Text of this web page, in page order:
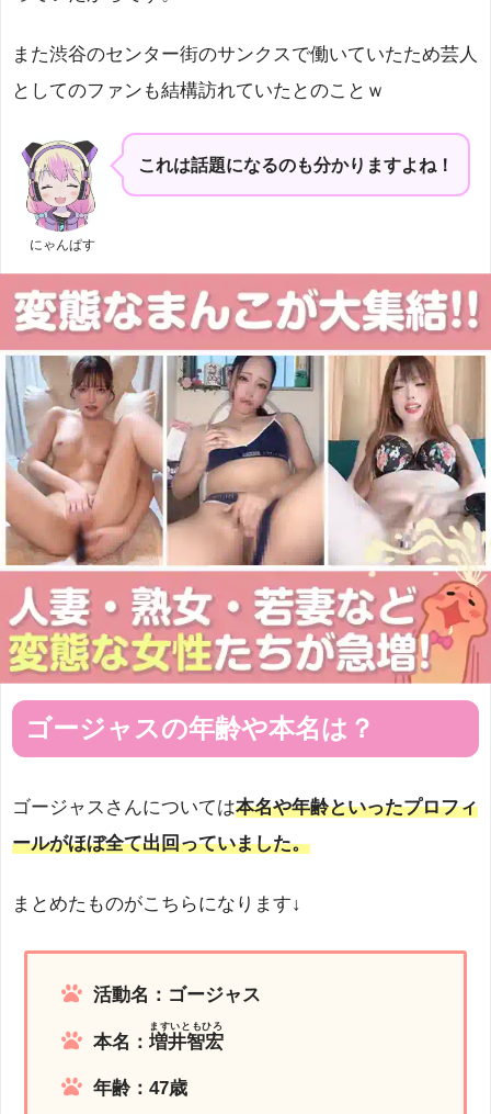
また渋谷のセンター街のサンクスで働いていたため芸人
としてのファンも結構訪れていたとのことｗ
にゃんぱす
これは話題になるのも分かりますよね！
ゴージャスの年齢や本名は？
ゴージャスさんについては本名や年齢といったプロフィ
ールがほぼ全て出回っていました。
まとめたものがこちらになります↓
活動名：ゴージャス
本名：​ 増井智宏
ますいともひろ
年齢：47歳